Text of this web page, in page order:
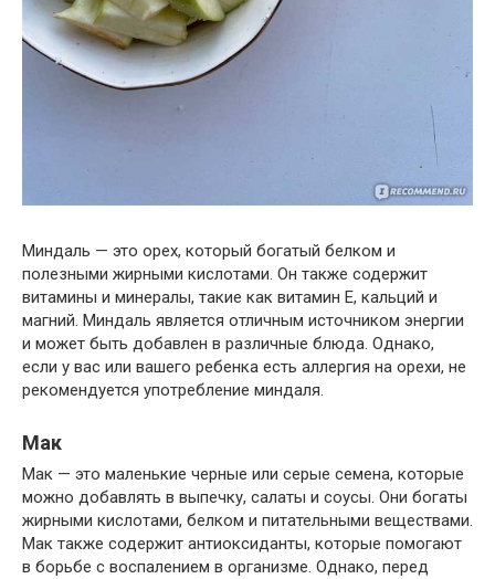
Миндаль — это орех, который богатый белком и
полезными жирными кислотами. Он также содержит
витамины и минералы, такие как витамин Е, кальций и
магний. Миндаль является отличным источником энергии
и может быть добавлен в различные блюда. Однако,
если у вас или вашего ребенка есть аллергия на орехи, не
рекомендуется употребление миндаля.
Мак
Мак — это маленькие черные или серые семена, которые
можно добавлять в выпечку, салаты и соусы. Они богаты
жирными кислотами, белком и питательными веществами.
Мак также содержит антиоксиданты, которые помогают
в борьбе с воспалением в организме. Однако, перед